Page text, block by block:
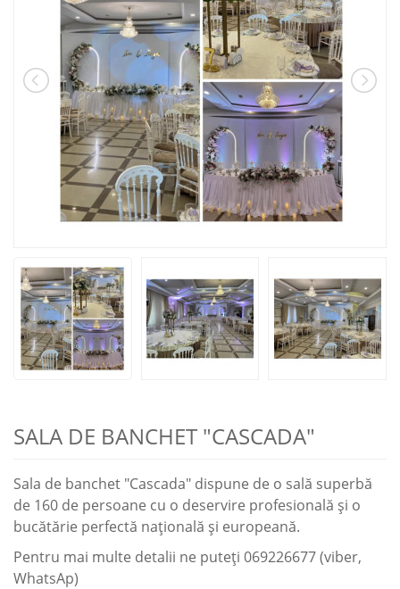
SALA DE BANCHET "CASCADA"
Sala de banchet "Cascada" dispune de o sală superbă
de 160 de persoane cu o deservire profesională şi o
bucătărie perfectă naţională şi europeană.
Pentru mai multe detalii ne puteţi 069226677 (viber,
WhatsAp)